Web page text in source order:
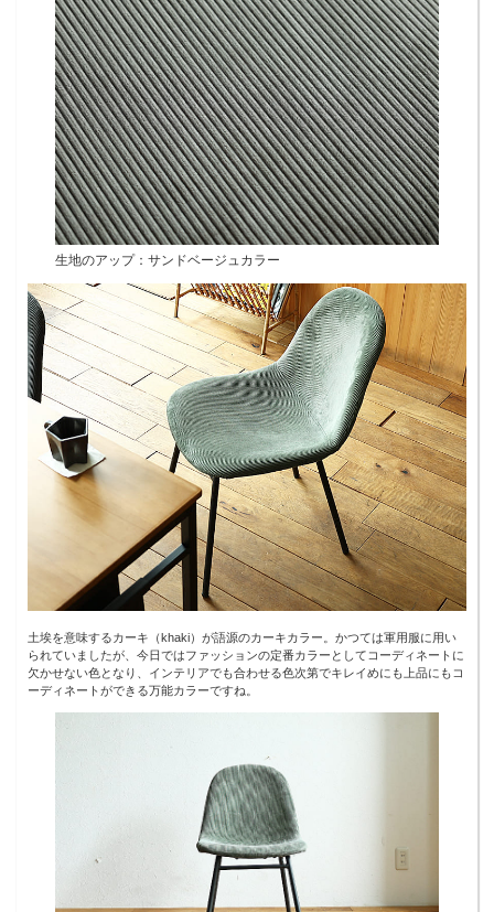
生地のアップ：サンドベージュカラー
土埃を意味するカーキ（khaki）が語源のカーキカラー。かつては軍用服に用い
られていましたが、今日ではファッションの定番カラーとしてコーディネートに
欠かせない色となり、インテリアでも合わせる色次第でキレイめにも上品にもコ
ーディネートができる万能カラーですね。